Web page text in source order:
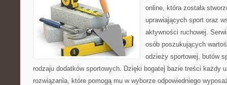
online, która została
uprawiających sport oraz
aktywności ruchowej.
osób poszukujących
odzieży sportowej, butów
rodzaju dodatków sportowych. Dzięki bogatej bazie treści każdy
rozwiązania, które pomogą mu w wyborze odpowiedniego